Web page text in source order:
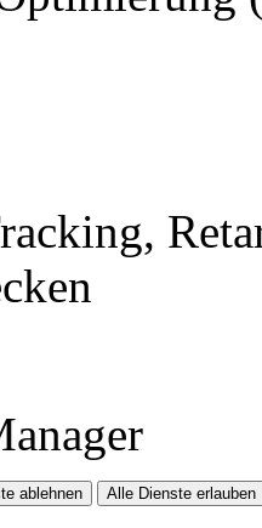
ablehnen Alle Dienste erlauben